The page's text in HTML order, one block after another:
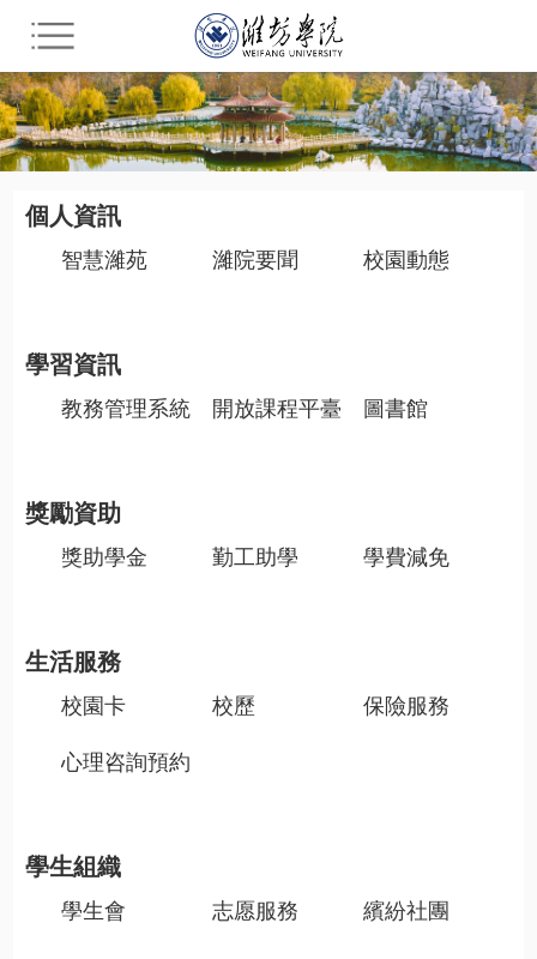
個人資訊
智慧濰苑 濰院要聞 校園動態
學習資訊
教務管理系統 開放課程平臺 圖書館
獎勵資助
獎助學金 勤工助學 學費減免
生活服務
校園卡 校歷 保險服務
心理咨詢預約
學生組織
學生會 志愿服務 繽紛社團